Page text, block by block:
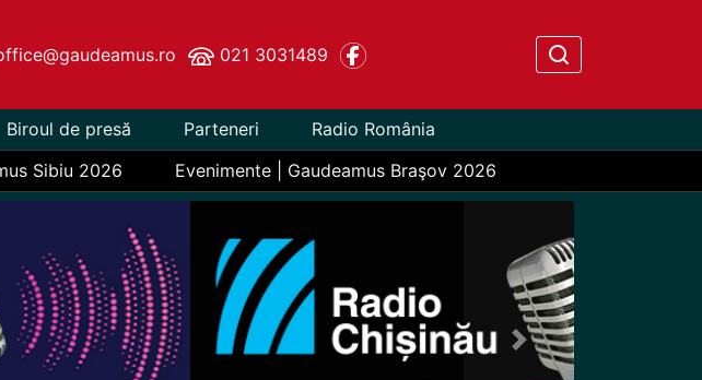
021 3031489
Biroul de presă Parteneri
Radio România
Sibiu 2026 Evenimente | Gaudeamus Braşov 2026
Next